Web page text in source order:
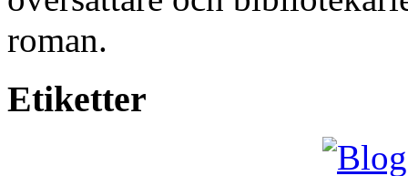
roman.
Etiketter